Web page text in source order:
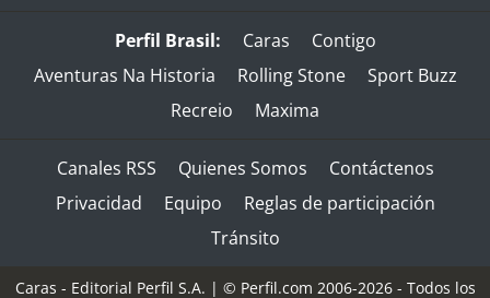
Perfil Brasil: Caras
Contigo
Aventuras Na Historia
Rolling Stone
Sport Buzz
Recreio
Maxima
Canales RSS Quienes Somos
Contáctenos
Privacidad
Equipo
Reglas de participación
Tránsito
Caras - Editorial Perfil S.A. | © Perfil.com 2006-2026 - Todos los